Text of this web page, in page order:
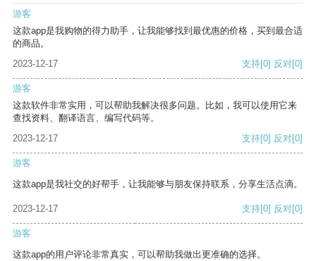
游客
这款app是我购物的得力助手，让我能够找到最优惠的价格，买到最合适
的商品。
2023-12-17
支持[0] 反对[0]
游客
这款软件非常实用，可以帮助我解决很多问题。比如，我可以使用它来
查找资料、翻译语言、编写代码等。
2023-12-17
支持[0] 反对[0]
游客
这款app是我社交的好帮手，让我能够与朋友保持联系，分享生活点滴。
2023-12-17 支持[0] 反对[0]
游客
这款app的用户评论非常真实，可以帮助我做出更准确的选择。